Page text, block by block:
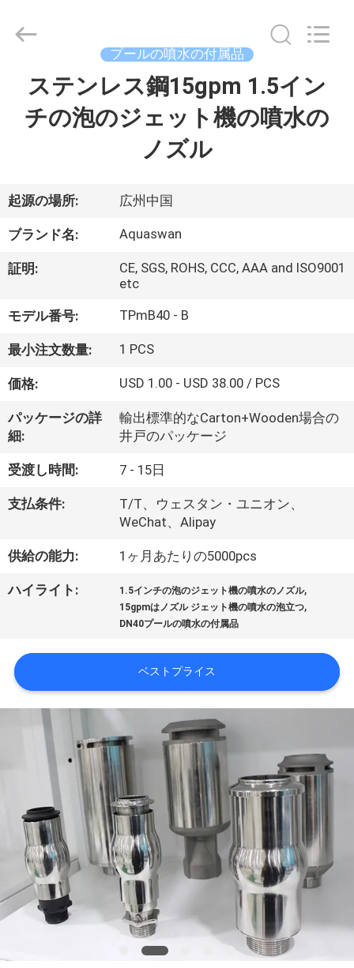
ダ
ク
ト
私
達
に
つ
い
て
場
旅
品
質
に
連
絡
2020
Reserved.
プールの噴水の付属品
ステンレス鋼15gpm 1.5イン
チの泡のジェット機の噴水の
ノズル
起源の場所: 広州中国
ブランド名: Aquaswan
証明:
CE, SGS, ROHS, CCC, AAA and ISO9001
etc
モデル番号: TPmB40 - B
最小注文数量: 1 PCS
価格: USD 1.00 - USD 38.00 / PCS
パッケージの詳
細:
輸出標準的なCarton+Wooden場合の
井戸のパッケージ
受渡し時間: 7 - 15日
支払条件:
T/T、ウェスタン・ユニオン、
WeChat、Alipay
供給の能力: 1ヶ月あたりの5000pcs
ハイライト: 1.5インチの泡のジェット機の噴水のノズル,
15gpmはノズル ジェット機の噴水の泡立つ,
DN40プールの噴水の付属品
ベストプライス